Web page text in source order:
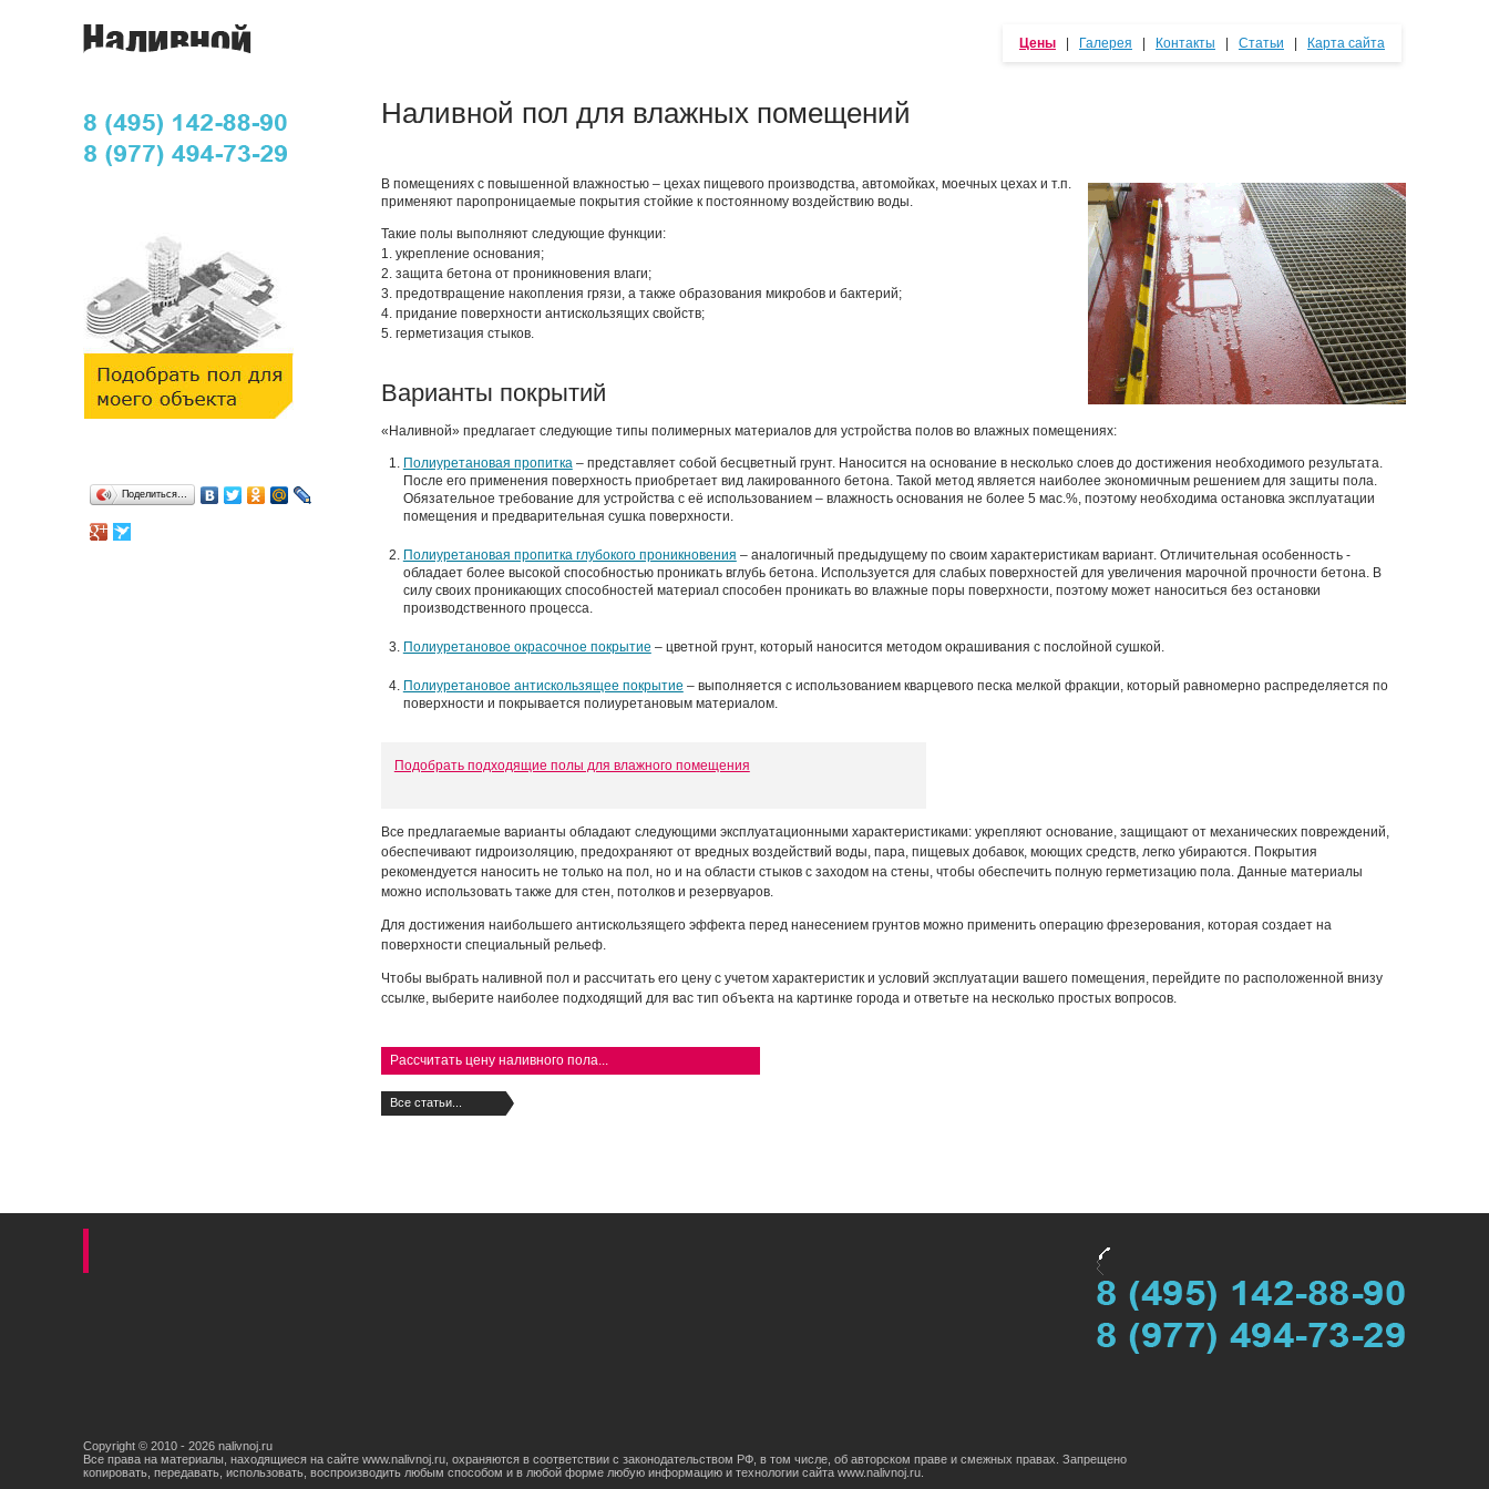
Поделиться…
Цены| Галерея Контакты Статьи Карта сайта
Наливной пол для влажных помещений
В помещениях с повышенной влажностью – цехах пищевого производства, автомойках, моечных цехах и т.п.
применяют паропроницаемые покрытия стойкие к постоянному воздействию воды.
Такие полы выполняют следующие функции:
1. укрепление основания;
2. защита бетона от проникновения влаги;
3. предотвращение накопления грязи, а также образования микробов и бактерий;
4. придание поверхности антискользящих свойств;
5. герметизация стыков.
Варианты покрытий
«Наливной» предлагает следующие типы полимерных материалов для устройства полов во влажных помещениях:
Полиуретановая пропитка– представляет собой бесцветный грунт. Наносится на основание в несколько слоев до достижения необходимого результата.
После его применения поверхность приобретает вид лакированного бетона. Такой метод является наиболее экономичным решением для защиты пола.
Обязательное требование для устройства с её использованием – влажность основания не более 5 мас.%, поэтому необходима остановка эксплуатации
помещения и предварительная сушка поверхности.
Полиуретановая пропитка глубокого проникновения – аналогичный предыдущему по своим характеристикам вариант. Отличительная особенность -
обладает более высокой способностью проникать вглубь бетона. Используется для слабых поверхностей для увеличения марочной прочности бетона. В
силу своих проникающих способностей материал способен проникать во влажные поры поверхности, поэтому может наноситься без остановки
производственного процесса.
Полиуретановое окрасочное покрытие – цветной грунт, который наносится методом окрашивания с послойной сушкой.
Полиуретановое антискользящее покрытие – выполняется с использованием кварцевого песка мелкой фракции, который равномерно распределяется по
поверхности и покрывается полиуретановым материалом.
Подобрать подходящие полы для влажного помещения
Все предлагаемые варианты обладают следующими эксплуатационными характеристиками: укрепляют основание, защищают от механических повреждений,
обеспечивают гидроизоляцию, предохраняют от вредных воздействий воды, пара, пищевых добавок, моющих средств, легко убираются. Покрытия
рекомендуется наносить не только на пол, но и на области стыков с заходом на стены, чтобы обеспечить полную герметизацию пола. Данные материалы
можно использовать также для стен, потолков и резервуаров.
Для достижения наибольшего антискользящего эффекта перед нанесением грунтов можно применить операцию фрезерования, которая создает на
поверхности специальный рельеф.
Чтобы выбрать наливной пол и рассчитать его цену с учетом характеристик и условий эксплуатации вашего помещения, перейдите по расположенной внизу
ссылке, выберите наиболее подходящий для вас тип объекта на картинке города и ответьте на несколько простых вопросов.
Рассчитать цену наливного пола...
Все статьи...
Copyright © 2010 - 2026 nalivnoj.ru
Все права на материалы, находящиеся на сайте www.nalivnoj.ru, охраняются в соответствии с законодательством РФ, в том числе, об авторском праве и смежных правах. Запрещено
копировать, передавать, использовать, воспроизводить любым способом и в любой форме любую информацию и технологии сайта www.nаlivnoj.ru.